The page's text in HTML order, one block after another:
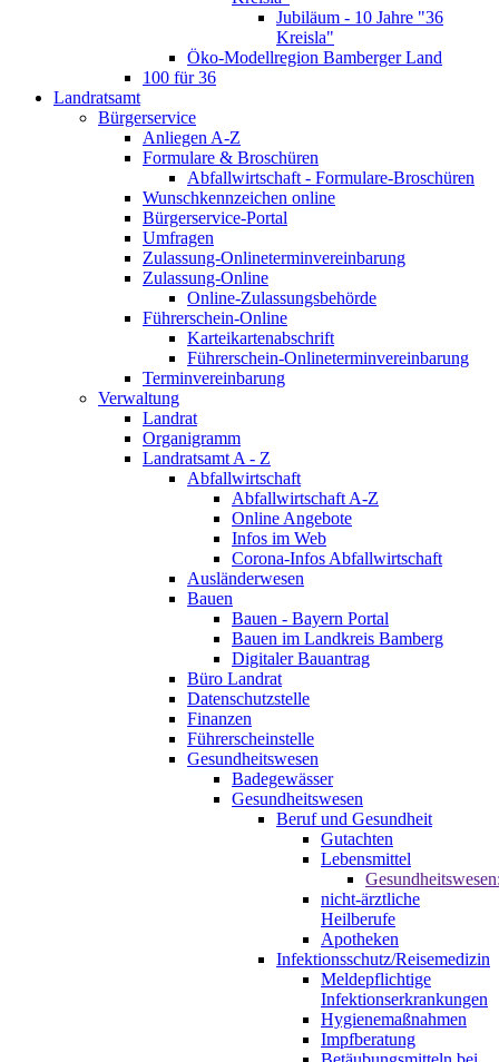
Jubiläum - 10 Jahre "36
Kreisla"
Öko-Modellregion Bamberger Land
100 für 36
Landratsamt
Bürgerservice
Anliegen A-Z
Formulare & Broschüren
Abfallwirtschaft - Formulare-Broschüren
Wunschkennzeichen online
Bürgerservice-Portal
Umfragen
Zulassung-Onlineterminvereinbarung
Zulassung-Online
Online-Zulassungsbehörde
Führerschein-Online
Karteikartenabschrift
Führerschein-Onlineterminvereinbarung
Terminvereinbarung
Verwaltung
Landrat
Organigramm
Landratsamt A - Z
Abfallwirtschaft
Abfallwirtschaft A-Z
Online Angebote
Infos im Web
Corona-Infos Abfallwirtschaft
Ausländerwesen
Bauen
Bauen - Bayern Portal
Bauen im Landkreis Bamberg
Digitaler Bauantrag
Büro Landrat
Datenschutzstelle
Finanzen
Führerscheinstelle
Gesundheitswesen
Badegewässer
Gesundheitswesen
Beruf und Gesundheit
Gutachten
Lebensmittel
nicht-ärztliche
Heilberufe
Apotheken
Infektionsschutz/Reisemedizin
Meldepflichtige
Infektionserkrankungen
Hygienemaßnahmen
Impfberatung